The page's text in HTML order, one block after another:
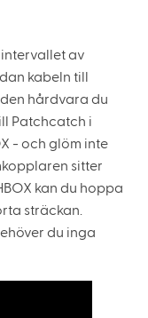
av
kabeln till
hårdvara du
Patchcatch i
- och glöm inte
sitter
kan du hoppa
sträckan.
du inga